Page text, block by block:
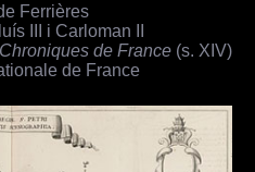
Ferrières
III i Carloman II
de France (s. XIV)
de France